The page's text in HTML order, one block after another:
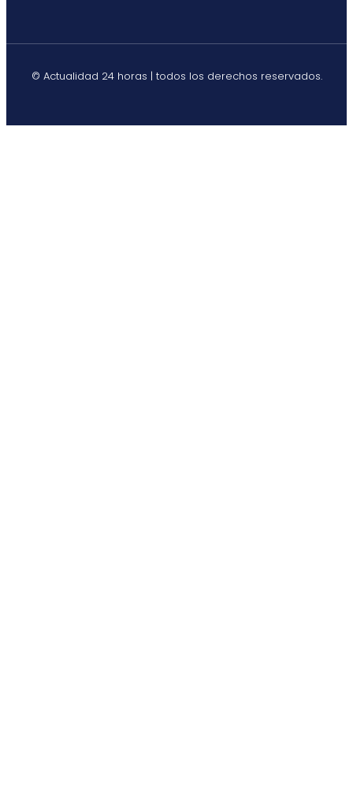
© Actualidad 24 horas | todos los derechos reservados.